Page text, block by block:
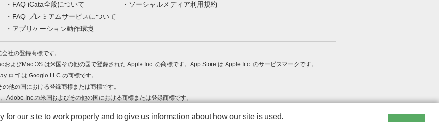
FAQ iCata全般について
FAQ プレミアムサービスについて
アプリケーション動作環境
ソーシャルメディア利用規約
社の登録商標です。
よびMac OS は米国その他の国で登録された Apple Inc. の商標です。App Store は Apple Inc. のサービスマークです。
ロゴ は Google LLC の商標です。
他の国における登録商標または商標です。
Adobe Inc.の米国およびその他の国における商標または登録商標です。
our site to work properly and to give us information about how our site is used.